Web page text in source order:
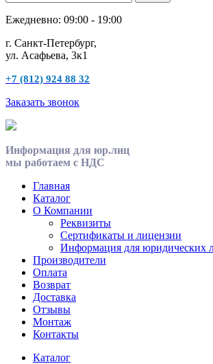
Ежедневно: 09:00 - 19:00
г. Санкт-Петербург,
ул. Асафьева, 3к1
+7 (812) 924 88 32
Заказать звонок
Информация для юр.лиц
мы работаем с НДС
Главная
Каталог
О Компании
Реквизиты
Сертификаты и лицензии
Информация для юридических
Производители
Оплата
Возврат
Доставка
Отзывы
Монтаж
Контакты
Каталог